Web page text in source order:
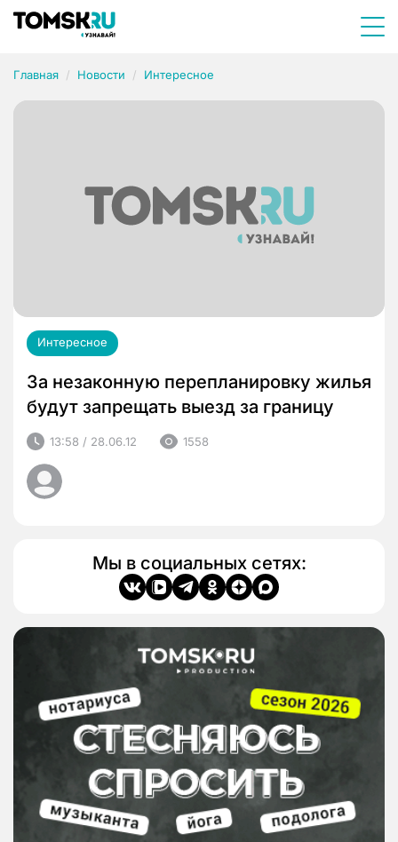
Главная Новости Интересное
Интересное
За незаконную перепланировку жилья
будут запрещать выезд за границу
13:58 / 28.06.12 1558
Мы в социальных сетях: